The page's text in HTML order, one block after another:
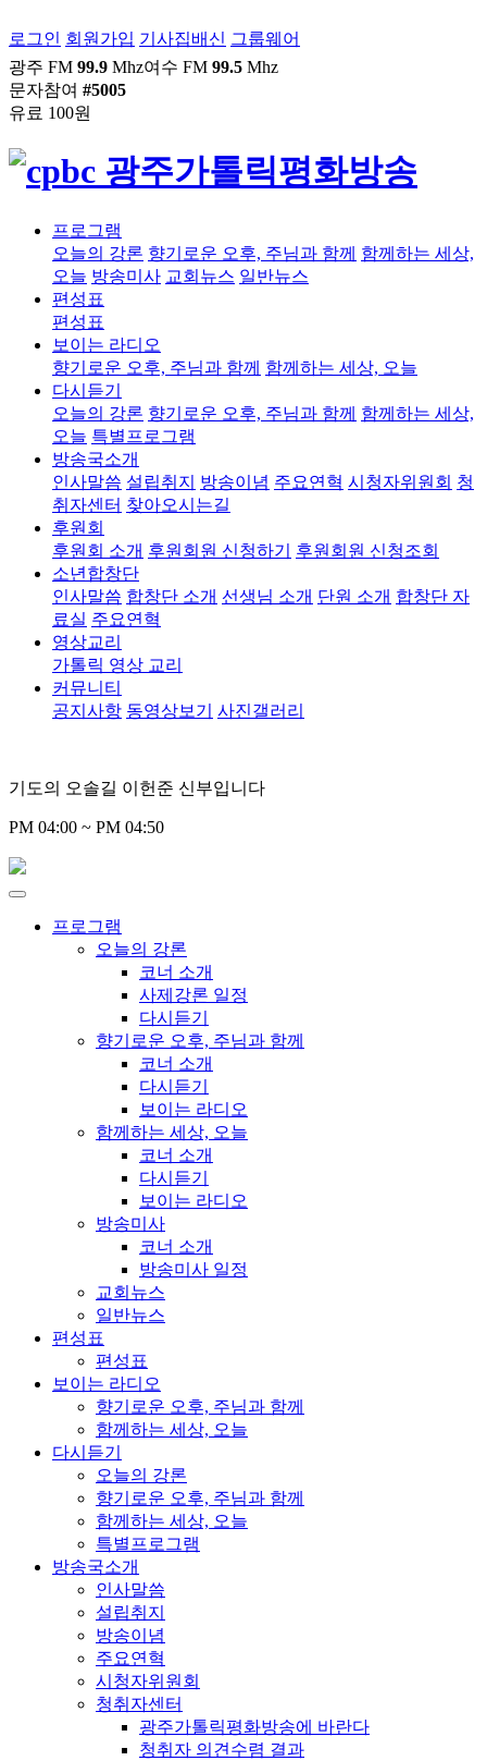
로그인 회원가입 기사집배신 그룹웨어
광주 FM 99.9 Mhz여수 FM 99.5 Mhz
문자참여 #5005
유료 100원
프로그램
오늘의 강론 향기로운 오후, 주님과 함께 함께하는 세상,
오늘 방송미사 교회뉴스 일반뉴스
편성표
편성표
보이는 라디오
향기로운 오후, 주님과 함께 함께하는 세상, 오늘
다시듣기
오늘의 강론 향기로운 오후, 주님과 함께 함께하는 세상,
오늘 특별프로그램
방송국소개
인사말씀 설립취지 방송이념 주요연혁 시청자위원회 청
취자센터 찾아오시는길
후원회
후원회 소개 후원회원 신청하기
후원회원 신청조회
소년합창단
인사말씀 합창단 소개 선생님 소개 단원 소개 합창단 자
료실 주요연혁
영상교리
가톨릭 영상 교리
커뮤니티
공지사항 동영상보기 사진갤러리
기도의 오솔길 이헌준 신부입니다
PM 04:00 ~ PM 04:50
프로그램
오늘의 강론
코너 소개
사제강론 일정
다시듣기
향기로운 오후, 주님과 함께
코너 소개
다시듣기
보이는 라디오
함께하는 세상, 오늘
코너 소개
다시듣기
보이는 라디오
방송미사
코너 소개
방송미사 일정
교회뉴스
일반뉴스
편성표
편성표
보이는 라디오
향기로운 오후, 주님과 함께
함께하는 세상, 오늘
다시듣기
오늘의 강론
향기로운 오후, 주님과 함께
함께하는 세상, 오늘
특별프로그램
방송국소개
인사말씀
설립취지
방송이념
주요연혁
시청자위원회
청취자센터
광주가톨릭평화방송에 바란다
청취자 의견수렴 결과